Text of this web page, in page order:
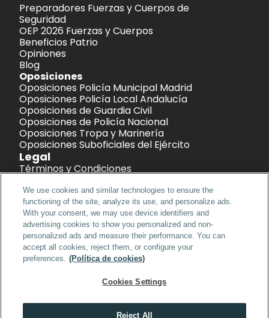
Preparadores Fuerzas y Cuerpos de
Seguridad
OEP 2026 Fuerzas y Cuerpos
Beneficios Patrio
Opiniones
Blog
Oposiciones
Oposiciones Policía Municipal Madrid
Oposiciones Policía Local Andalucía
Oposiciones de Guardia Civil
Oposiciones de Policía Nacional
Oposiciones Tropa y Marinería
Oposiciones Suboficiales del Ejército
Legal
Términos y Condiciones
Política de Cookies
Aviso Legal
Iniciar sesión
©2026 Patrio · All rights reserved.
We use cookies and similar technologies to ensure the
functioning of the site, analyze its use, and personalize ads.
With your consent, we may use device identifiers and
advertising cookies to show you personalized and non-
personalized ads and measure their performance. You can
accept all cookies, reject them, or configure your
preferences. (Política de cookies)
Cookies Settings
Reject All